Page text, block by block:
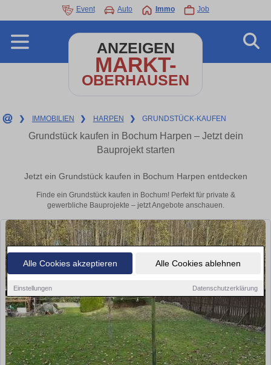
Alle Cookies akzeptieren Alle Cookies ablehnen
Einstellungen Datenschutzerklärung
Event Auto Immo Job
ANZEIGEN
MARKT-
OBERHAUSEN
❯ IMMOBILIEN ❯ HARPEN ❯ GRUNDSTÜCK-KAUFEN
Grundstück kaufen in Bochum Harpen – Jetzt dein
Bauprojekt starten
Jetzt ein Grundstück kaufen in Bochum Harpen entdecken
Finde ein Grundstück kaufen in Bochum! Perfekt für private &
gewerbliche Bauprojekte – jetzt Angebote anschauen.